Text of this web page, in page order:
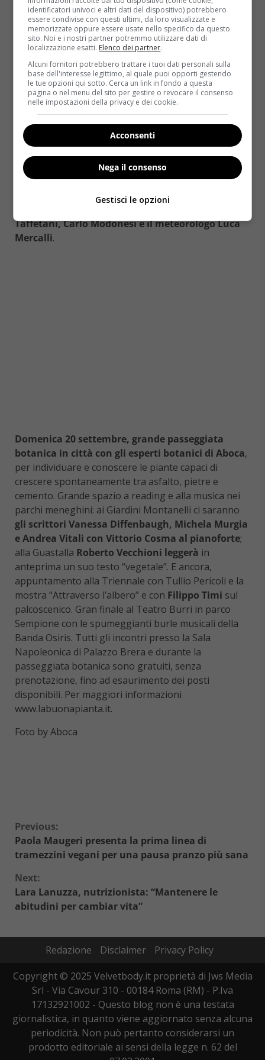
Mancuso, docente universitario e fondatore della
neurobiologia vegetale, attraverso prove scientifiche
mostrerà come le piante abbiano sensi, provino
emozioni e prendano persino decisioni strategiche
per sopravvivere.
Eva Cantarella e Lucia Tomasi Tongiorgi
parleranno dei vegetali nel mito e nell’arte mentre
Gian Luca Balocco e Michelangelo Pistoletto
spiegheranno come le arti raccontano le piante. Il
Botanica Urbana e nell’incontro Vietato non
calpestare le aiuole si potrà discutere e riflettere di
agroecologia in città conil ministro Maurizio
Martina, Chiara Bisconti, Geremia Gios, Fabio
Taffetani, Carlo Modonesi e il meteorologo Luca
Mercalli.
Domenica 20 settembre, grande passeggiata
botanica in città con gli esperti botanici di Aboca,
per individuare e conoscere le piante capaci di
crescere spontaneamente tra asfalto, pietre e
cemento. Grande spazio a reading e alla musica nei
parchi meneghini: ai Giardini Montanelli ci saranno
gli scrittori Vanessa Diffenbaugh, Michela Murgia
e Andrea Vitali con Vittorio Cosma al pianoforte;
alla Guastalla Roberto Vecchioni leggerà in
anteprima un suo testo “vegetale”. E ancora,
appuntamento alla Triennale con Tullio Pericoli e la
mostra “Attraverso l’albero” e con Filippo Timi sul
palcoscenico. Gran finale al Teatro Burri in parco
Sempione con le spumeggianti burle musicali della
Banda Osiris. Tutti gli incontri presso la Sala
Napoleonica di Palazzo Brera e durante la
passeggiata botanica sono gratuiti, senza
prenotazione, fino ad esaurimento dei posti
disponibili. Per maggiori informazioni
www.labuonapianta.it.
Foto by Aboca
Continue
Reading
Previous:
Paola Maugeri presenta la prima linea di
tramezzini vegani per una pausa pranzo più sana
Next:
Lara Lanuzza, nutrizionista: “Mantenere le
abitudini per cambiar vita”
Redazione Disclaimer
Privacy Policy
Copyright © 2025 Velvetbody.it proprietà di Jws Media
Srl - Via Cavour 310 - 00184 Roma (RM) - P.Iva
17132921002 - Questo blog non è una testata
giornalistica, in quanto viene aggiornato senza alcuna
periodicità. Non può pertanto considerarsi un
prodotto editoriale ai sensi della legge n. 62 del
identificatori univoci e altri dati del dispositivo) potrebbero
essere condivise con questi ultimi, da loro visualizzate e
memorizzate oppure essere usate nello specifico da questo
sito. Noi e i nostri partner potremmo utilizzare dati di
localizzazione esatti. Elenco dei partner.
Alcuni fornitori potrebbero trattare i tuoi dati personali sulla
base dell'interesse legittimo, al quale puoi opporti gestendo
le tue opzioni qui sotto. Cerca un link in fondo a questa
pagina o nel menu del sito per gestire o revocare il consenso
nelle impostazioni della privacy e dei cookie.
Acconsenti
Nega il consenso
Gestisci le opzioni